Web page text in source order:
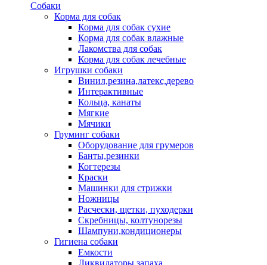
Собаки
Корма для собак
Корма для собак сухие
Корма для собак влажные
Лакомства для собак
Корма для собак лечебные
Игрушки собаки
Винил,резина,латекс,дерево
Интерактивные
Кольца, канаты
Мягкие
Мячики
Груминг собаки
Оборудование для грумеров
Банты,резинки
Когтерезы
Краски
Машинки для стрижки
Ножницы
Расчески, щетки, пуходерки
Скребницы, колтунорезы
Шампуни,кондиционеры
Гигиена собаки
Емкости
Ликвидаторы запаха